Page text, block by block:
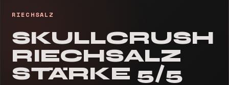
RIECHSALZ
SKULLCRUSH
RIECHSALZ
STÄRKE 5/5